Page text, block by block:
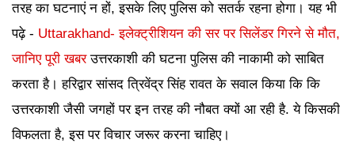
तरह का घटनाएं न हों, इसके लिए पुलिस को सतर्क रहना होगा। यह भी
पढ़े - Uttarakhand- इलेक्ट्रीशियन की सर पर सिलेंडर गिरने से मौत,
जानिए पूरी खबरउत्तरकाशी की घटना पुलिस की नाकामी को साबित
करता है। हरिद्वार सांसद त्रिवेंद्र सिंह रावत के सवाल किया कि कि
उत्तरकाशी जैसी जगहों पर इन तरह की नौबत क्यों आ रही है. ये किसकी
विफलता है, इस पर विचार जरूर करना चाहिए।